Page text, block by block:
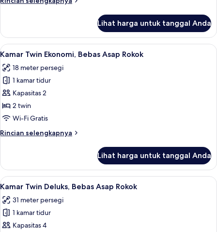
Rokok
Room)
Kamar
Twin,
Bebas
Rokok
(Hollywood
Twin
Room)
Lihat harga untuk tanggal Anda
Lihat
semua
foto
untuk
Kamar
Twin
Ekonomi,
Asap
Brankas, meja kerja, kedap suara,
6
Kamar Twin Ekonomi, Bebas Asap Rokok
18 meter persegi
1 kamar tidur
Kapasitas 2
2 twin
Wi-Fi Gratis
Rincian selengkapnya
Rincian
Kamar
Twin
Ekonomi,
Asap
Rokok
Lihat harga untuk tanggal Anda
Lihat
semua
foto
untuk
Kamar
Brankas, meja kerja, kedap suara,
6
Kamar Twin Deluks, Bebas Asap Rokok
31 meter persegi
1 kamar tidur
Kapasitas 4